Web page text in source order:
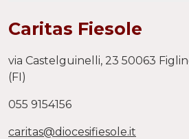
Caritas Fiesole
via Castelguinelli, 23 50063
(FI)
055 9154156
caritas@diocesifiesole.it